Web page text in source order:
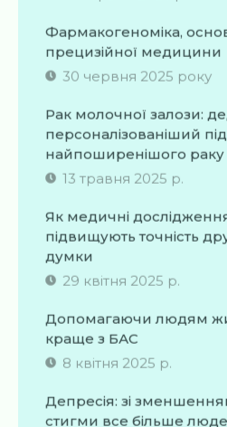
Фармакогеноміка,
прецизійної медицини
30 червня 2025 року
Рак молочної залози:
персоналізованіший
найпоширенішого раку
13 травня 2025 р.
Як медичні
підвищують точність
думки
29 квітня 2025 р.
Допомагаючи людям
краще з БАС
8 квітня 2025 р.
Депресія: зі
стигми все більше